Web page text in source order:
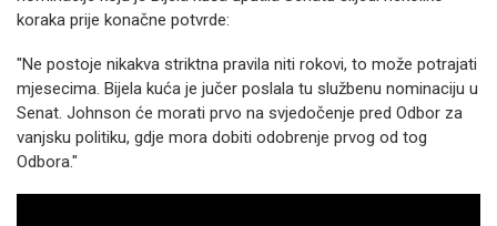
koraka prije konačne potvrde:
"Ne postoje nikakva striktna pravila niti rokovi, to može potrajati
mjesecima. Bijela kuća je jučer poslala tu službenu nominaciju u
Senat. Johnson će morati prvo na svjedočenje pred Odbor za
vanjsku politiku, gdje mora dobiti odobrenje prvog od tog
Odbora."